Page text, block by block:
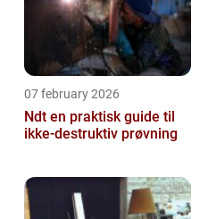
07 february 2026
Ndt en praktisk guide til
ikke-destruktiv prøvning